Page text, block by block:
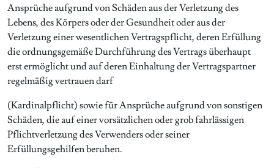
Ansprüche aufgrund von Schäden aus der Verletzung des
Lebens, des Körpers oder der Gesundheit oder aus der
Verletzung einer wesentlichen Vertragspflicht, deren Erfüllung
die ordnungsgemäße Durchführung des Vertrags überhaupt
erst ermöglicht und auf deren Einhaltung der Vertragspartner
regelmäßig vertrauen darf
(Kardinalpflicht) sowie für Ansprüche aufgrund von sonstigen
Schäden, die auf einer vorsätzlichen oder grob fahrlässigen
Pflichtverletzung des Verwenders oder seiner
Erfüllungsgehilfen beruhen.